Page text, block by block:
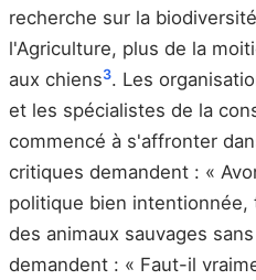
recherche sur la
l'Agriculture, plus de la
aux chiens3. Les
et les spécialistes de la
commencé à s'affronter
critiques demandent : «
politique bien
des animaux sauvages
demandent : « Faut-il